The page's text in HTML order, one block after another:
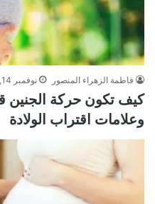
فاطمة الزهراء المنصور نوفمبر 14, 2023
كيف تكون حركة الجنين
وعلامات اقتراب الولادة